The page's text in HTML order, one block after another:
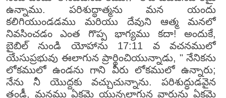
ఉన్నాము. పరిశుద్ధాత్మను మన యందు
కలిగియుండడము మరియు దేవుని ఆత్మ మనలో
నివసించడం ఎంత గొప్ప భాగ్యము కదా! అందుకే,
బైబిల్ నుండి యోహాను 17:11 వ వచనములో
యేసుప్రభువు ఈలాగున ప్రార్థించియున్నాడు, " నేనికను
లోకములో ఉండను గాని వీరు లోకములో ఉన్నారు;
నేను నీ యొద్దకు వచ్చుచున్నాను. పరిశుద్ధుడవైన
తండ్రీ, మనము ఏకమై యున్నలాగున వారును ఏకమై